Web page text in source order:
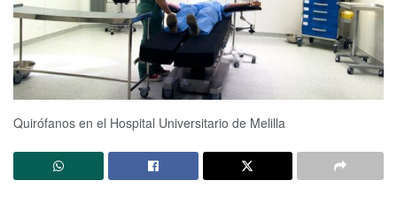
Quirófanos en el Hospital Universitario de Melilla